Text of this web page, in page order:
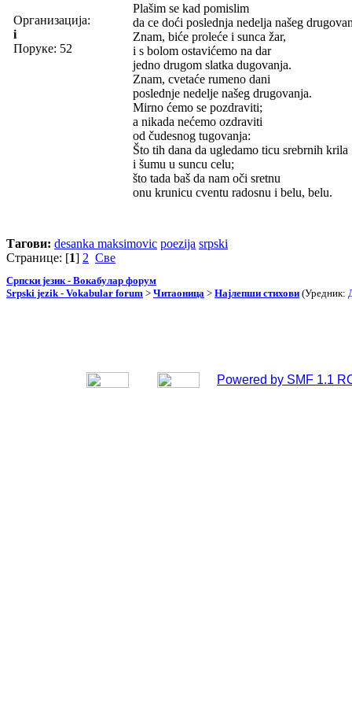
Организација:
i
Поруке: 52
Plašim se kad pomislim
da ce doći poslednja nedelja našeg
Znam, biće proleće i sunca žar,
i s bolom ostavićemo na dar
jedno drugom slatka dugovanja.
Znam, cvetaće rumeno dani
poslednje nedelje našeg drugovanja.
Mirno ćemo se pozdraviti;
a nikada nećemo ozdraviti
od čudesnog tugovanja:
Što tih dana da ugledamo ticu srebrnih krila
i šumu u suncu celu;
što tada baš da nam oči sretnu
onu krunicu cventu radosnu i belu, belu.
Тагови: desanka maksimovic poezija srpski
Странице: [1] 2 Све
Српски језик - Вокабулар форум
Srpski jezik - Vokabular forum > Читаоница > Најлепши стихови (Уредник:
Powered by SMF 1.1